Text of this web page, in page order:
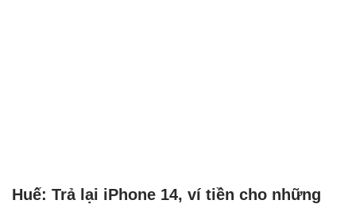
Huế: Trả lại iPhone 14, ví tiền cho những